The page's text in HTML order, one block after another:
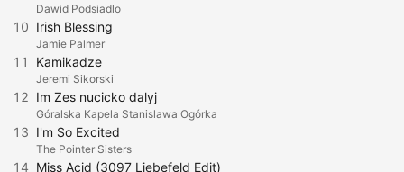
Dawid Podsiadlo
10 Irish Blessing
Jamie Palmer
11 Kamikadze
Jeremi Sikorski
12 Im Zes nucicko dalyj
Góralska Kapela Stanislawa Ogórka
13 I'm So Excited
The Pointer Sisters
14 Miss Acid (3097 Liebefeld Edit)